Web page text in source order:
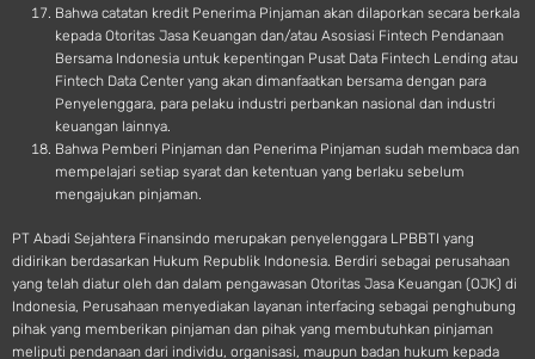
Bahwa catatan kredit Penerima Pinjaman akan dilaporkan secara berkala
kepada Otoritas Jasa Keuangan dan/atau Asosiasi Fintech Pendanaan
Bersama Indonesia untuk kepentingan Pusat Data Fintech Lending atau
Fintech Data Center yang akan dimanfaatkan bersama dengan para
Penyelenggara, para pelaku industri perbankan nasional dan industri
keuangan lainnya.
Bahwa Pemberi Pinjaman dan Penerima Pinjaman sudah membaca dan
mempelajari setiap syarat dan ketentuan yang berlaku sebelum
mengajukan pinjaman.
PT Abadi Sejahtera Finansindo merupakan penyelenggara LPBBTI yang
didirikan berdasarkan Hukum Republik Indonesia. Berdiri sebagai perusahaan
yang telah diatur oleh dan dalam pengawasan Otoritas Jasa Keuangan (OJK) di
Indonesia, Perusahaan menyediakan layanan interfacing sebagai penghubung
pihak yang memberikan pinjaman dan pihak yang membutuhkan pinjaman
meliputi pendanaan dari individu, organisasi, maupun badan hukum kepada